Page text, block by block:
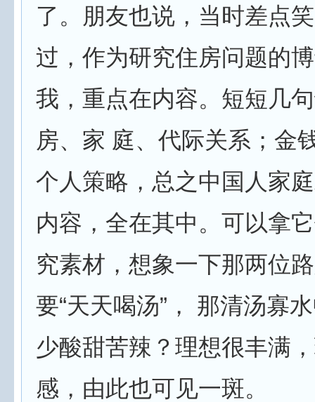
了。朋友也说，当时差点
过，作为研究住房问题的
我，重点在内容。短短几
房、家 庭、代际关系；金
个人策略，总之中国人家
内容，全在其中。可以拿
究素材，想象一下那两位
要“天天喝汤”， 那清汤寡
少酸甜苦辣？理想很丰满
感，由此也可见一斑。